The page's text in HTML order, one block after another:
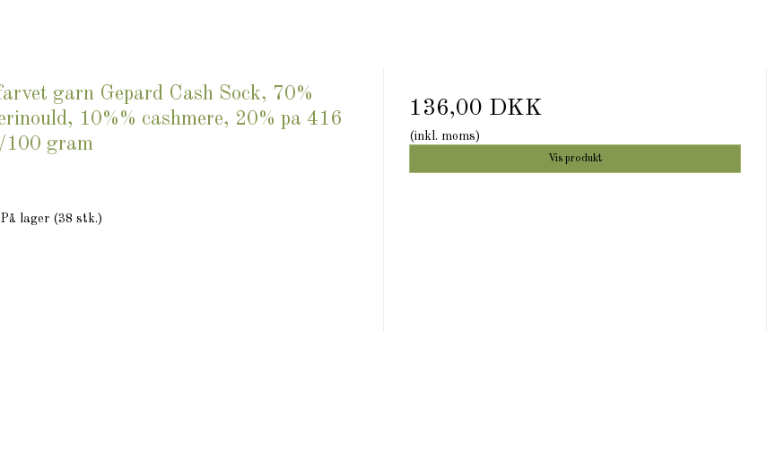
garn Gepard Cash Sock, 70%
10%% cashmere, 20% pa 416
100 gram
På lager (38 stk.)
136,00 DKK
(inkl. moms)
Vis produkt